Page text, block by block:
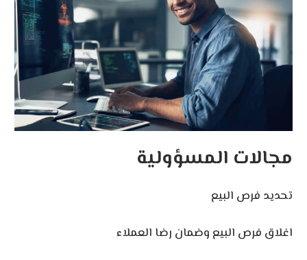
مجالات المسؤولية
تحديد فرص البيع
اغلاق فرص البيع وضمان رضا العملاء